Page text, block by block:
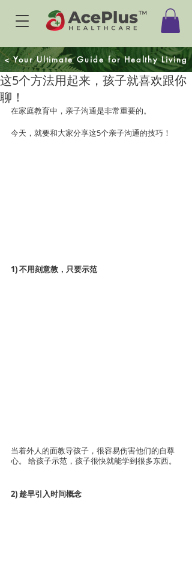
< Your Ultimate Guide for Healthy Living
这5个方法用起来，孩子就喜欢跟你
聊！
在家庭教育中，亲子沟通是非常重要的。
今天，就要和大家分享这5个亲子沟通的技巧！
1) 不用刻意教，只要示范
当着外人的面教导孩子，很容易伤害他们的自尊
心。 给孩子示范，孩子很快就能学到很多东西。
2) 趁早引入时间概念